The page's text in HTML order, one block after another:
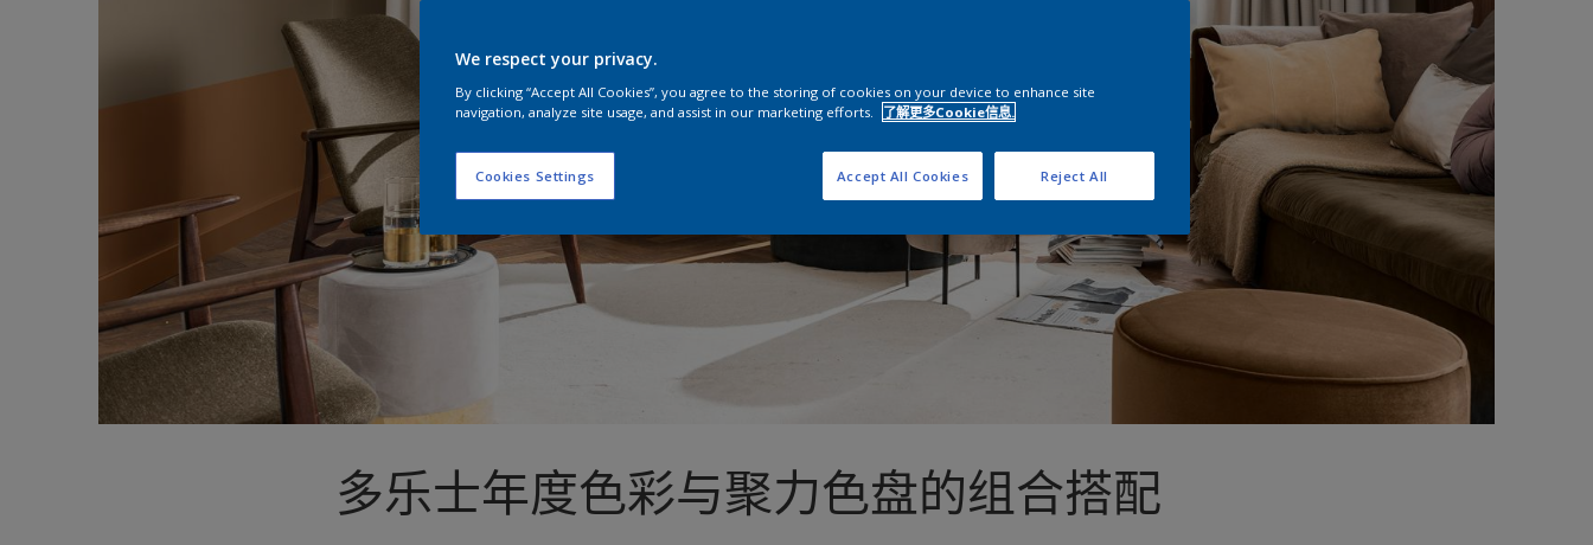
多乐士年度色彩与聚力色盘的组合搭配
We respect your privacy.
By clicking “Accept All Cookies”, you agree to the storing of cookies on your device to enhance site
navigation, analyze site usage, and assist in our marketing efforts.
了解更多Cookie信息.
Cookies Settings Reject All
Accept All Cookies